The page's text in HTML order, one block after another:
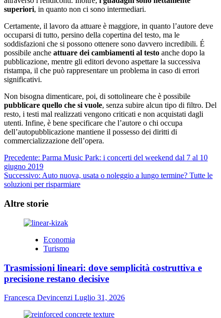
superiori, in quanto non ci sono intermediari.
Certamente, il lavoro da attuare è maggiore, in quanto l’autore deve
occuparsi di tutto, persino della copertina del testo, ma le
soddisfazioni che si possono ottenere sono davvero incredibili. É
possibile anche attuare dei cambiamenti al testo anche dopo la
pubblicazione, mentre gli editori devono aspettare la successiva
ristampa, il che può rappresentare un problema in caso di errori
significativi.
Non bisogna dimenticare, poi, di sottolineare che è possibile
pubblicare quello che si vuole, senza subire alcun tipo di filtro. Del
resto, i testi mal realizzati vengono criticati e non acquistati dagli
utenti. Infine, è bene specificare che l’autore o chi occupa
dell’autopubblicazione mantiene il possesso dei diritti di
commercializzazione dell’opera.
Navigazione
articolo
Precedente: Parma Music Park: i concerti del weekend dal 7 al 10
giugno 2019
Successivo: Auto nuova, usata o noleggio a lungo termine? Tutte le
soluzioni per risparmiare
Altre storie
Economia
Turismo
Trasmissioni lineari: dove semplicità costruttiva e
precisione restano decisive
Francesca Devincenzi Luglio 31, 2026